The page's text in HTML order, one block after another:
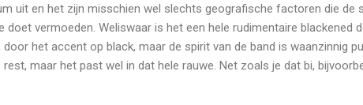
uit en het zijn misschien wel slechts geografische factoren die de
vermoeden. Weliswaar is het een hele rudimentaire blackened
het accent op black, maar de spirit van de band is waanzinnig
maar het past wel in dat hele rauwe. Net zoals je dat bi,